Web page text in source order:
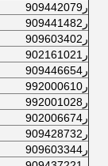
ر909442079
ر909441482
ر909603402
ر902161021
ر909446654
ر992000610
ر992001028
ر902006674
ر909428732
ر909603344